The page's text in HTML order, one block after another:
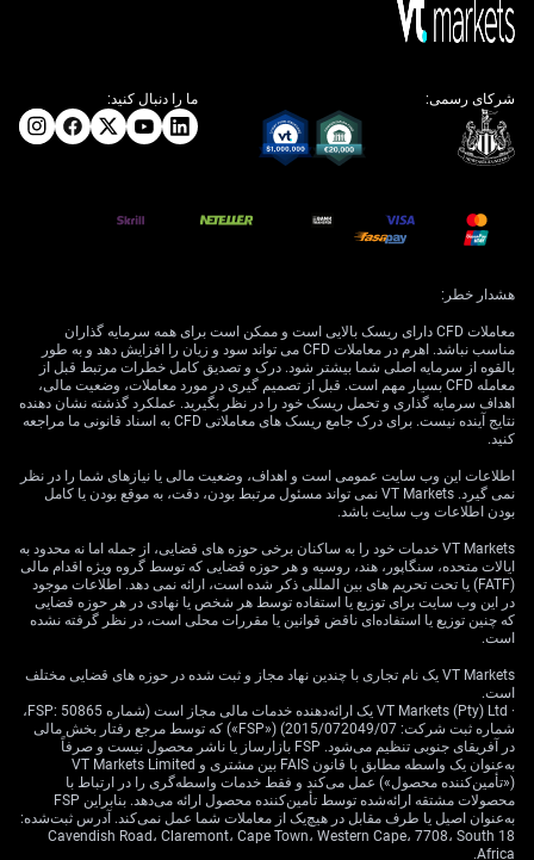
تنش‌ها در تنگه هرمز دوباره به نگرانی اصلی تبدیل شده است.
(OVX) به ۳۸ رسیده است؛ این شاخص «نوسان‌پذیری» یعنی
میزان رفت‌وبرگشت و بی‌ثباتی قیمت را نشان می‌دهد و بالا
رفتن آن بیانگر نگرانی بازار است. تکرار ترس از اختلال
مبلغی که بازار به‌خاطر نااطمینانی و خطرات به قیمت اضافه
می‌کند) به قیمت‌های فعلی اضافه کند.
Manufacturing PMI) برای آوریل ۲۰۲۶ عدد ۵۰.۹ را ثبت
کرد؛ این شاخص با نظرسنجی از مدیران خرید کارخانه‌ها
ساخته می‌شود و عدد نزدیک ۵۰ به معنی رشد بسیار ضعیف و
کند شدن حرکت صنعتی است. همچنین واردات نفت چین دو
ماه پیاپی بدون رشد مانده است؛ موضوعی که با فرض‌های
تقاضای قوی که رشد قیمت سال گذشته را تقویت کرد،
تفاوت دارد.
اطلاعات انرژی آمریکا (EIA) تأیید کرده که تولید در سه‌ماهه
اول ۲۰۲۶ بالای ۱۳.۵ میلیون بشکه در روز حفظ شده است.
این عرضه قوی معمولاً جلوی جهش قیمت را می‌گیرد و
تعادلی شکننده میان ریسک‌های عرضه و ضعف تقاضا
(Options) مثل «استرنگل خرید» (Long Strangle) فکر کنند؛
یعنی هم اختیار خرید و هم اختیار فروش با قیمت‌های اعمال
متفاوت می‌خرند تا اگر قیمت در هر جهت حرکت بزرگ داشته
باشد سود بگیرند.
ما را دنبال کنید: شرکای رسمی:
هشدار خطر:
معاملات CFD دارای ریسک بالایی است و ممکن است برای همه سرمایه گذاران
مناسب نباشد. اهرم در معاملات CFD می تواند سود و زیان را افزایش دهد و به طور
بالقوه از سرمایه اصلی شما بیشتر شود. درک و تصدیق کامل خطرات مرتبط قبل از
معامله CFD بسیار مهم است. قبل از تصمیم گیری در مورد معاملات، وضعیت مالی،
اهداف سرمایه گذاری و تحمل ریسک خود را در نظر بگیرید. عملکرد گذشته نشان دهنده
نتایج آینده نیست. برای درک جامع ریسک های معاملاتی CFD به اسناد قانونی ما مراجعه
کنید.
اطلاعات این وب سایت عمومی است و اهداف، وضعیت مالی یا نیازهای شما را در نظر
نمی گیرد. VT Markets نمی تواند مسئول مرتبط بودن، دقت، به موقع بودن یا کامل
بودن اطلاعات وب سایت باشد.
VT Markets خدمات خود را به ساکنان برخی حوزه های قضایی، از جمله اما نه محدود به
ایالات متحده، سنگاپور، هند، روسیه و هر حوزه قضایی که توسط گروه ویژه اقدام مالی
(FATF) یا تحت تحریم های بین المللی ذکر شده است، ارائه نمی دهد. اطلاعات موجود
در این وب سایت برای توزیع یا استفاده توسط هر شخص یا نهادی در هر حوزه قضایی
که چنین توزیع یا استفاده‌ای ناقض قوانین یا مقررات محلی است، در نظر گرفته نشده
است.
VT Markets یک نام تجاری با چندین نهاد مجاز و ثبت شده در حوزه های قضایی مختلف
است.
· VT Markets (Pty) Ltd یک ارائه‌دهنده خدمات مالی مجاز است (شماره FSP: 50865،
شماره ثبت شرکت: 2015/072049/07) («FSP») که توسط مرجع رفتار بخش مالی
در آفریقای جنوبی تنظیم می‌شود. FSP بازارساز یا ناشر محصول نیست و صرفاً
به‌عنوان یک واسطه مطابق با قانون FAIS بین مشتری و VT Markets Limited
(«تأمین‌کننده محصول») عمل می‌کند و فقط خدمات واسطه‌گری را در ارتباط با
محصولات مشتقه ارائه‌شده توسط تأمین‌کننده محصول ارائه می‌دهد. بنابراین FSP
به‌عنوان اصیل یا طرف مقابل در هیچ‌یک از معاملات شما عمل نمی‌کند. آدرس ثبت‌شده:
18 Cavendish Road، Claremont، Cape Town، Western Cape، 7708، South
Africa.